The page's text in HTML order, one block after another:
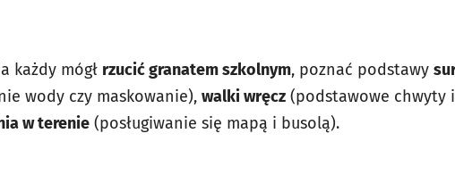
każdy mógł rzucić granatem szkolnym, poznać podstawy
wody czy maskowanie), walki wręcz (podstawowe chwyty
w terenie (posługiwanie się mapą i busolą).